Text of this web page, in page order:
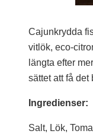
Cajunkrydda
vitlök, eco-
längta efter
sättet att få
Ingredienser:
Salt, Lök,